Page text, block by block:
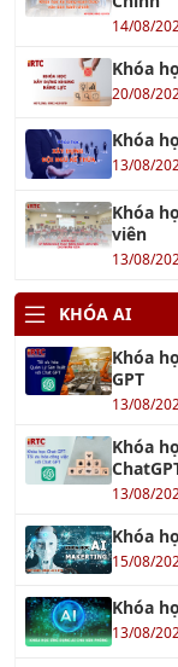
20/08/2026
Khóa
13/08/
Khóa
viên
KHÓA AI
GPT
13/08/2026
Khóa
ChatGPT
13/08/
Khóa
15/08/2026
Khóa
13/08/
Khóa
15/08/